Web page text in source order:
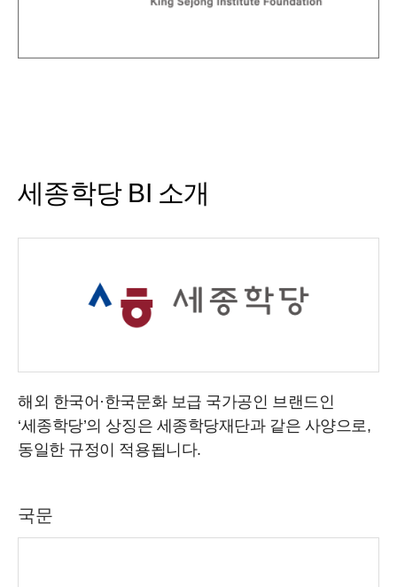
세종학당 BI 소개
해외 한국어·한국문화 보급 국가공인 브랜드인
‘세종학당’의 상징은 세종학당재단과 같은 사양으로,
동일한 규정이 적용됩니다.
국문